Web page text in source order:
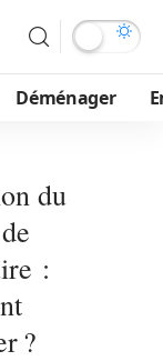
Déménager
du
:
?